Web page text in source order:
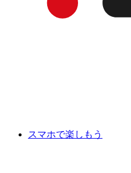
スマホで楽しもう